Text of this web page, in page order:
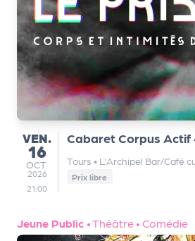
VENDREDI
VEN.
16
OCTOBRE
OCT.
2026
21:00
Cabaret Corpus Actif
Tours • L'Archipel Bar/Café
Prix libre
Jeune Public •Théâtre • Comédie